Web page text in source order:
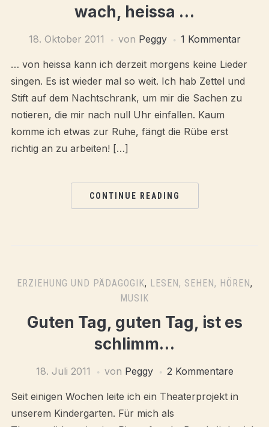
wach, heissa …
18. Oktober 2011 von Peggy 1 Kommentar
… von heissa kann ich derzeit morgens keine Lieder
singen. Es ist wieder mal so weit. Ich hab Zettel und
Stift auf dem Nachtschrank, um mir die Sachen zu
notieren, die mir nach null Uhr einfallen. Kaum
komme ich etwas zur Ruhe, fängt die Rübe erst
richtig an zu arbeiten! […]
CONTINUE READING
ERZIEHUNG UND PÄDAGOGIK, LESEN, SEHEN, HÖREN,
MUSIK
Guten Tag, guten Tag, ist es
schlimm…
18. Juli 2011 von Peggy 2 Kommentare
Seit einigen Wochen leite ich ein Theaterprojekt in
unserem Kindergarten. Für mich als